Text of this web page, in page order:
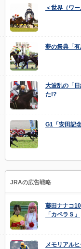
＜世界（ワ
夢の祭典「
大波乱の「
た!?
G1「安田記
JRAの広告戦略
藤田ナナコ
「カペラＳ」
メモリアル